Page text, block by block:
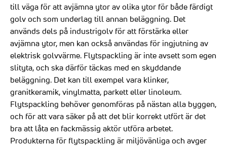
till väga för att avjämna ytor av olika ytor för både färdigt
golv och som underlag till annan beläggning. Det
används dels på industrigolv för att förstärka eller
avjämna ytor, men kan också användas för ingjutning av
elektrisk golvvärme. Flytspackling är inte avsett som egen
slityta, och ska därför täckas med en skyddande
beläggning. Det kan till exempel vara klinker,
granitkeramik, vinylmatta, parkett eller linoleum.
Flytspackling behöver genomföras på nästan alla byggen,
och för att vara säker på att det blir korrekt utfört är det
bra att låta en fackmässig aktör utföra arbetet.
Produkterna för flytspackling är miljövänliga och avger